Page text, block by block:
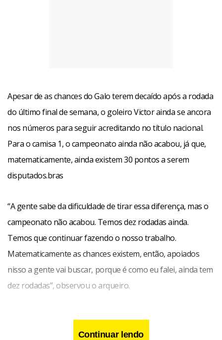
Apesar de as chances do Galo terem decaído após a rodada
do último final de semana, o goleiro Victor ainda se ancora
nos números para seguir acreditando no título nacional.
Para o camisa 1, o campeonato ainda não acabou, já que,
matematicamente, ainda existem 30 pontos a serem
disputados.bras
“A gente sabe da dificuldade de tirar essa diferença, mas o
campeonato não acabou. Temos dez rodadas ainda.
Temos que continuar fazendo o nosso trabalho.
Matematicamente as chances existem, então, apoiados
nisso a gente vai buscar, porque é como eu falei, ainda tem
dez rodadas”, observou o arqueiro.
Continuar lendo